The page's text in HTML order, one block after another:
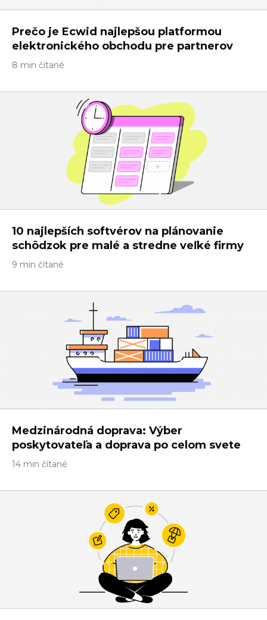
Prečo je Ecwid najlepšou platformou
elektronického obchodu pre partnerov
8 min čítané
10 najlepších softvérov na plánovanie
schôdzok pre malé a stredne veľké firmy
9 min čítané
Medzinárodná doprava: Výber
poskytovateľa a doprava po celom svete
14 min čítané